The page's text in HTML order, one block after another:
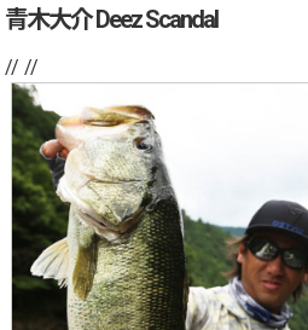
青木大介 Deez Scandal
// //